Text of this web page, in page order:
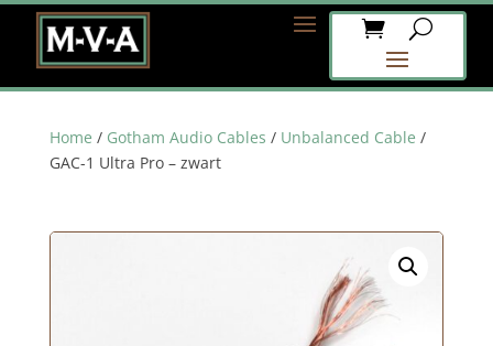
Home / Gotham Audio Cables / Unbalanced Cable /
GAC-1 Ultra Pro – zwart